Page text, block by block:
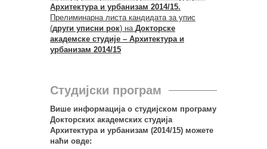
Архитектура и урбанизам 2014/15.
Прелиминарна листа кандидата за упис
(други уписни рок) на Докторске
академске студије – Архитектура и
урбанизам 2014/15
Студијски програм
Више информација о студијском програму
Докторских академских студија
Архитектура и урбанизам (2014/15) можете
наћи овде: